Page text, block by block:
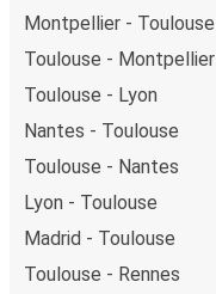
Montpellier - Toulouse
Toulouse - Montpellier
Toulouse - Lyon
Nantes - Toulouse
Toulouse - Nantes
Lyon - Toulouse
Madrid - Toulouse
Toulouse - Rennes